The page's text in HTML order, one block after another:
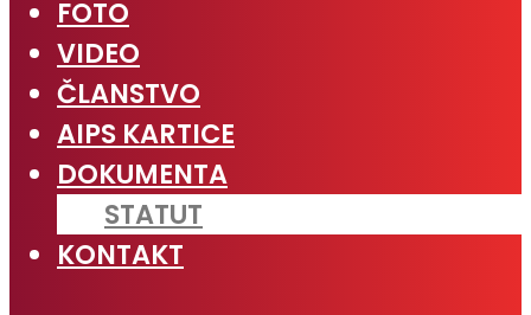
FOTO
VIDEO
ČLANSTVO
AIPS KARTICE
DOKUMENTA
STATUT
KONTAKT